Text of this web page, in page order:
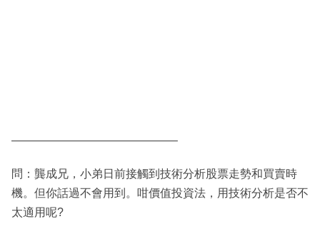
——————————————–
問：龔成兄，小弟日前接觸到技術分析股票走勢和買賣時
機。但你話過不會用到。咁價值投資法，用技術分析是否不
太適用呢?